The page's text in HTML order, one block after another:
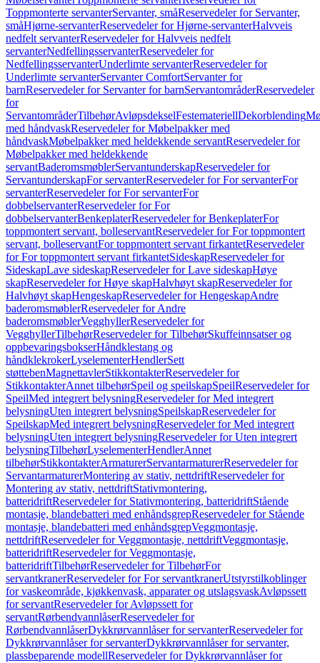
Toppmonterte servanterServanter, småReservedeler for Servanter,
småHjørne-servanterReservedeler for Hjørne-servanterHalvveis
nedfelt servanterReservedeler for Halvveis nedfelt
servanterNedfellingsservanterReservedeler for
NedfellingsservanterUnderlimte servanterReservedeler for
Underlimte servanterServanter ComfortServanter for
barnReservedeler for Servanter for barnServantområderReservedeler
for
ServantområderTilbehørAvløpsdekselFestemateriellDekorblending
med håndvaskReservedeler for Møbelpakker med
håndvaskMøbelpakker med heldekkende servantReservedeler for
Møbelpakker med heldekkende
servantBaderomsmøblerServantunderskapReservedeler for
ServantunderskapFor servanterReservedeler for For servanterFor
servanterReservedeler for For servanterFor
dobbelservanterReservedeler for For
dobbelservanterBenkeplaterReservedeler for BenkeplaterFor
toppmontert servant, bolleservantReservedeler for For toppmontert
servant, bolleservantFor toppmontert servant firkantetReservedeler
for For toppmontert servant firkantetSideskapReservedeler for
SideskapLave sideskapReservedeler for Lave sideskapHøye
skapReservedeler for Høye skapHalvhøyt skapReservedeler for
Halvhøyt skapHengeskapReservedeler for HengeskapAndre
baderomsmøblerReservedeler for Andre
baderomsmøblerVegghyllerReservedeler for
VegghyllerTilbehørReservedeler for TilbehørSkuffeinnsatser og
oppbevaringsbokserHåndklestang og
håndklekrokerLyselementerHendlerSett
støttebenMagnettavlerStikkontakterReservedeler for
StikkontakterAnnet tilbehørSpeil og speilskapSpeilReservedeler for
SpeilMed integrert belysningReservedeler for Med integrert
belysningUten integrert belysningSpeilskapReservedeler for
SpeilskapMed integrert belysningReservedeler for Med integrert
belysningUten integrert belysningReservedeler for Uten integrert
belysningTilbehørLyselementerHendlerAnnet
tilbehørStikkontakterArmaturerServantarmaturerReservedeler for
ServantarmaturerMontering av stativ, nettdriftReservedeler for
Montering av stativ, nettdriftStativmontering,
batteridriftReservedeler for Stativmontering, batteridriftStående
montasje, blandebatteri med enhåndsgrepReservedeler for Stående
montasje, blandebatteri med enhåndsgrepVeggmontasje,
nettdriftReservedeler for Veggmontasje, nettdriftVeggmontasje,
batteridriftReservedeler for Veggmontasje,
batteridriftTilbehørReservedeler for TilbehørFor
servantkranerReservedeler for For servantkranerUtstyrstilkoblinger
for vaskeområde, kjøkkenvask, apparater og utslagsvaskAvløpssett
for servantReservedeler for Avløpssett for
servantRørbendvannlåserReservedeler for
RørbendvannlåserDykkrørvannlåser for servanterReservedeler for
Dykkrørvannlåser for servanterDykkrørvannlåser for servanter,
plassbeparende modellReservedeler for Dykkrørvannlåser for